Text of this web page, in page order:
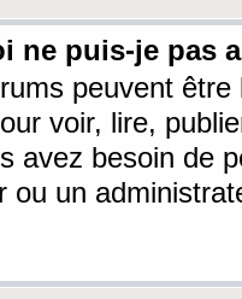
ne puis-je pas
peuvent être
voir, lire,
avez besoin de
ou un